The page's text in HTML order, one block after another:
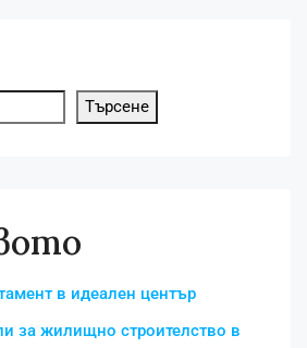
Търсене
в идеален център
за жилищно строителство в